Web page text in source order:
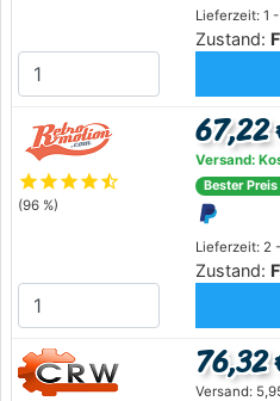
Lieferzeit: 1
Zustand:
starstarstarstarstar_half
(96 %)
Lieferzeit: 2
Zustand:
Versand:
Bester
76,32
Versand: